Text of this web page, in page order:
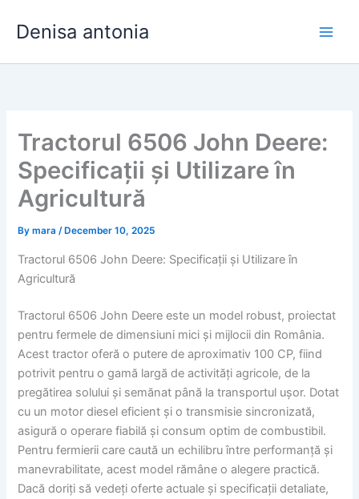
Denisa antonia
Tractorul 6506 John Deere:
Specificații și Utilizare în
Agricultură
Bymara/ December 10, 2025
Tractorul 6506 John Deere: Specificații și Utilizare în
Agricultură
Tractorul 6506 John Deere este un model robust, proiectat
pentru fermele de dimensiuni mici și mijlocii din România.
Acest tractor oferă o putere de aproximativ 100 CP, fiind
potrivit pentru o gamă largă de activități agricole, de la
pregătirea solului și semănat până la transportul ușor. Dotat
cu un motor diesel eficient și o transmisie sincronizată,
asigură o operare fiabilă și consum optim de combustibil.
Pentru fermierii care caută un echilibru între performanță și
manevrabilitate, acest model rămâne o alegere practică.
Dacă doriți să vedeți oferte actuale și specificații detaliate,